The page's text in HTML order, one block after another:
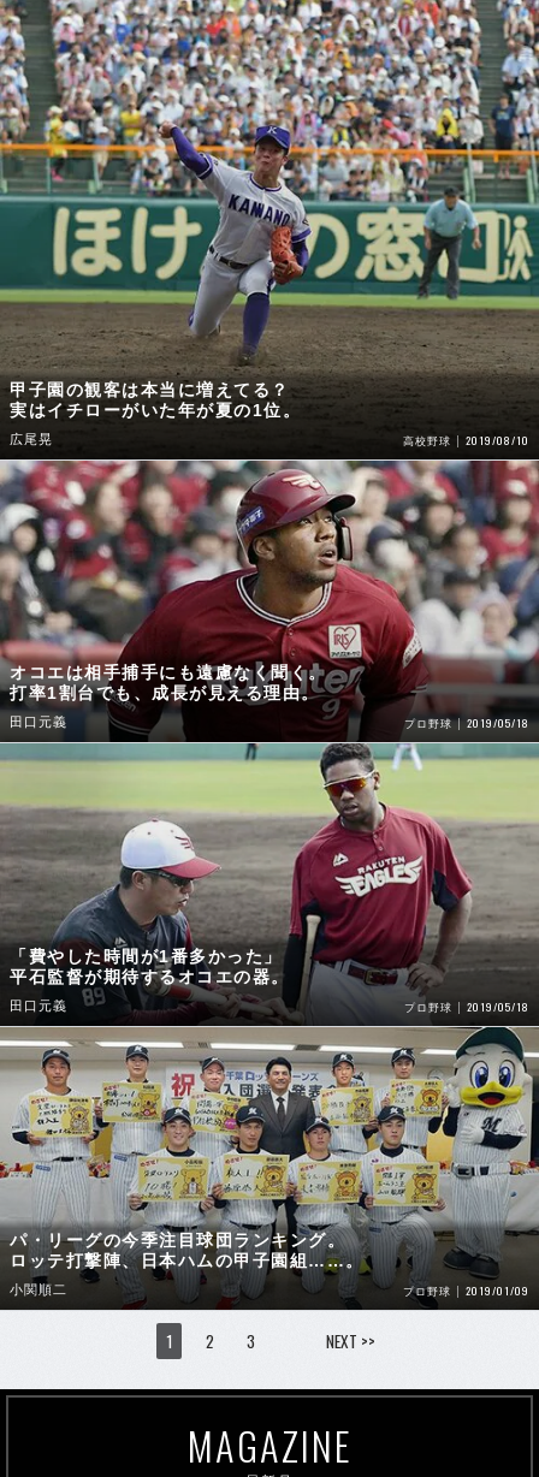
甲子園の観客は本当に増えてる？
実はイチローがいた年が夏の1位。
広尾晃 高校野球 2019/08/10
オコエは相手捕手にも遠慮なく聞く。
打率1割台でも、成長が見える理由。
田口元義 プロ野球 2019/05/18
「費やした時間が1番多かった」
平石監督が期待するオコエの器。
田口元義 プロ野球 2019/05/18
パ・リーグの今季注目球団ランキング。
ロッテ打撃陣、日本ハムの甲子園組……。
小関順二 プロ野球 2019/01/09
1 2 3 NEXT >>
MAGAZINE